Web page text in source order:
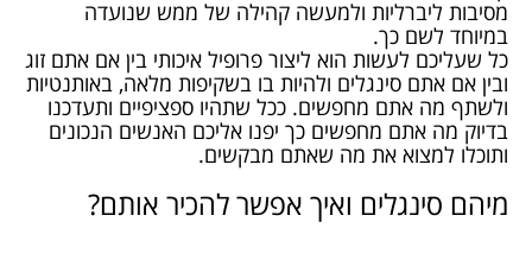
מסיבות ליברליות ולמעשה קהילה של ממש שנועדה
במיוחד לשם כך.
כל שעליכם לעשות הוא ליצור פרופיל איכותי בין אם אתם זוג
ובין אם אתם סינגלים ולהיות בו בשקיפות מלאה, באותנטיות
ולשתף מה אתם מחפשים. ככל שתהיו ספציפיים ותעדכנו
בדיוק מה אתם מחפשים כך יפנו אליכם האנשים הנכונים
ותוכלו למצוא את מה שאתם מבקשים.
מיהם סינגלים ואיך אפשר להכיר אותם?